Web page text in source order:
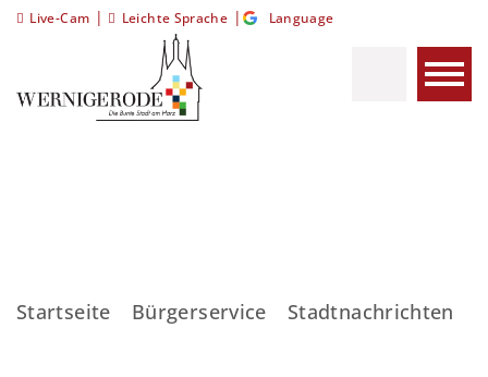
Live-Cam | Leichte Sprache | Language
Startseite Bürgerservice Stadtnachrichten